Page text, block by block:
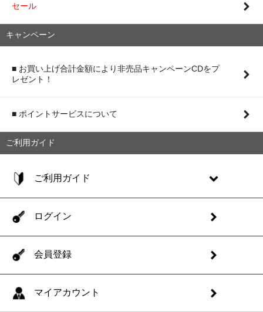
セール
キャンペーン
■ お買い上げ合計金額により非売品キャンペーンCDをプ
レゼント！
■ ポイントサービスについて
ご利用ガイド
ご利用ガイド
ログイン
会員登録
マイアカウント